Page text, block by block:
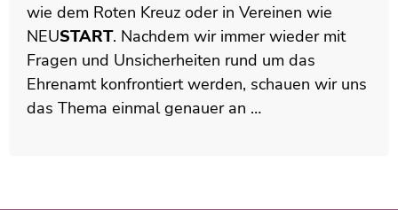
wie dem Roten Kreuz oder in Vereinen wie
NEUSTART. Nachdem wir immer wieder mit
Fragen und Unsicherheiten rund um das
Ehrenamt konfrontiert werden, schauen wir uns
das Thema einmal genauer an …